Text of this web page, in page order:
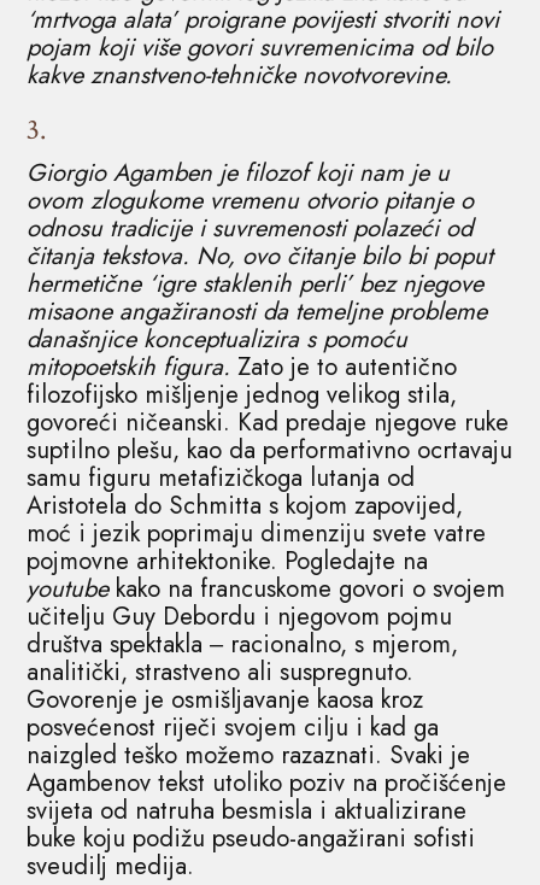
‘mrtvoga alata’ proigrane povijesti stvoriti novi
pojam koji više govori suvremenicima od bilo
kakve znanstveno-tehničke novotvorevine.
3.
Giorgio Agamben je filozof koji nam je u
ovom zlogukome vremenu otvorio pitanje o
odnosu tradicije i suvremenosti polazeći od
čitanja tekstova. No, ovo čitanje bilo bi poput
hermetične ‘igre staklenih perli’ bez njegove
misaone angažiranosti da temeljne probleme
današnjice konceptualizira s pomoću
mitopoetskih figura. Zato je to autentično
filozofijsko mišljenje jednog velikog stila,
govoreći ničeanski. Kad predaje njegove ruke
suptilno plešu, kao da performativno ocrtavaju
samu figuru metafizičkoga lutanja od
Aristotela do Schmitta s kojom zapovijed,
moć i jezik poprimaju dimenziju svete vatre
pojmovne arhitektonike. Pogledajte na
youtubekako na francuskome govori o svojem
učitelju Guy Debordu i njegovom pojmu
društva spektakla ‒ racionalno, s mjerom,
analitički, strastveno ali suspregnuto.
Govorenje je osmišljavanje kaosa kroz
posvećenost riječi svojem cilju i kad ga
naizgled teško možemo razaznati. Svaki je
Agambenov tekst utoliko poziv na pročišćenje
svijeta od natruha besmisla i aktualizirane
buke koju podižu pseudo-angažirani sofisti
sveudilj medija.